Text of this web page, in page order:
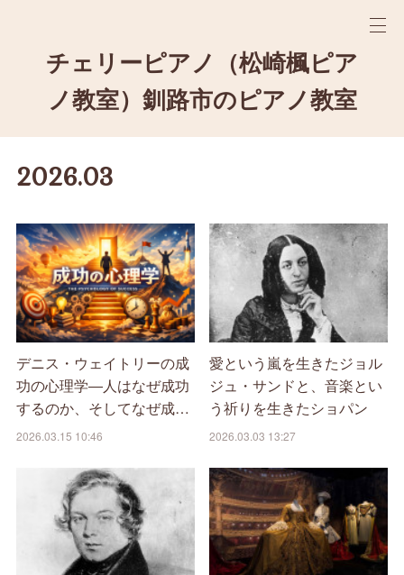
チェリーピアノ（松崎楓ピア
ノ教室）釧路市のピアノ教室
2026.03
デニス・ウェイトリーの成
功の心理学―人はなぜ成功
するのか、そしてなぜ成…
2026.03.15 10:46
愛という嵐を生きたジョル
ジュ・サンドと、音楽とい
う祈りを生きたショパン
2026.03.03 13:27